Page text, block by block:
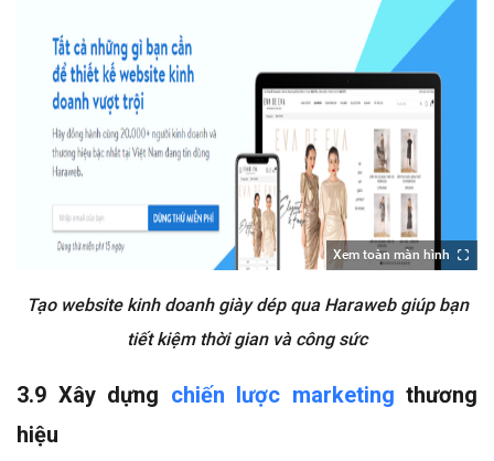
Xem toàn màn hình
Tạo website kinh doanh giày dép qua Haraweb giúp bạn
tiết kiệm thời gian và công sức
3.9 Xây dựng chiến lược marketing thương
hiệu